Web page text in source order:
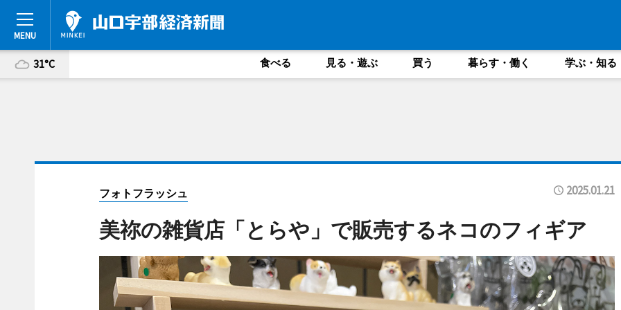
31°C 食べる 見る・遊ぶ 買う 暮らす・働く 学ぶ・知る
フォトフラッシュ 2025.01.21
美祢の雑貨店「とらや」で販売するネコのフィギア